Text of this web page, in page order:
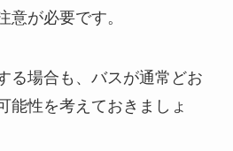
意が必要です。
る場合も、バスが通常どお
能性を考えておきましょ